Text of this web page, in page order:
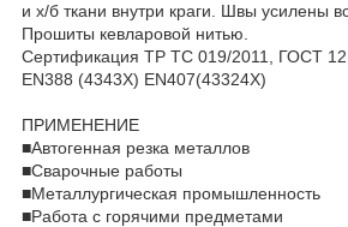
и х/б ткани внутри краги. Швы усилены
Прошиты кевларовой нитью.
Сертификация ТР ТС 019/2011, ГОСТ
EN388 (4343Х) EN407(43324Х)
ПРИМЕНЕНИЕ
■Автогенная резка металлов
■Сварочные работы
■Металлургическая промышленность
■Работа с горячими предметами